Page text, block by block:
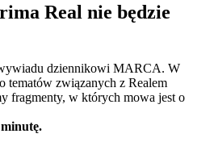
Real nie będzie
dziennikowi MARCA. W
tematów związanych z Realem
fragmenty, w których mowa jest o